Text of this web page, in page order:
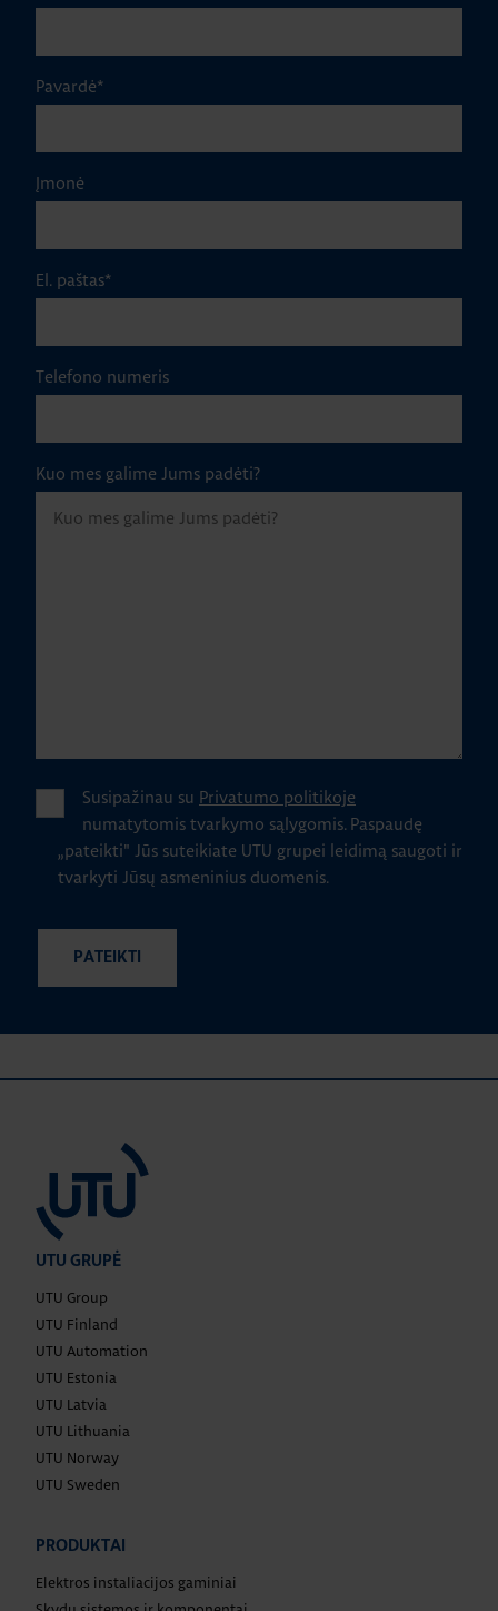
Pavardė*
Įmonė
El. paštas*
Telefono numeris
Kuo mes galime Jums padėti?
Susipažinau su Privatumo politikoje
numatytomis tvarkymo sąlygomis. Paspaudę
„pateikti" Jūs suteikiate UTU grupei leidimą saugoti ir
tvarkyti Jūsų asmeninius duomenis.
UTU GRUPĖ
UTU Group
UTU Finland
UTU Automation
UTU Estonia
UTU Latvia
UTU Lithuania
UTU Norway
UTU Sweden
PRODUKTAI
Elektros instaliacijos gaminiai